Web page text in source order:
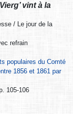
vint à la
/ Le jour de la
refrain
populaires du Comté
1856 et 1861 par
105-106